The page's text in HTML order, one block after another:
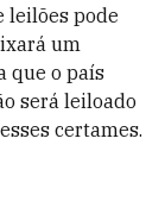
leilões pode
um
que o país
será leiloado
certames.